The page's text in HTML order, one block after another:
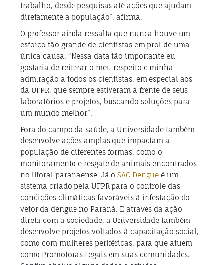
trabalho, desde pesquisas até ações que ajudam
diretamente a população”, afirma.
O professor ainda ressalta que nunca houve um
esforço tão grande de cientistas em prol de uma
única causa. “Nessa data tão importante eu
gostaria de reiterar o meu respeito e minha
admiração a todos os cientistas, em especial aos
da UFPR, que sempre estiveram à frente de seus
laboratórios e projetos, buscando soluções para
um mundo melhor”.
Fora do campo da saúde, a Universidade também
desenvolve ações amplas que impactam a
população de diferentes formas, como o
monitoramento e resgate de animais encontrados
no litoral paranaense. Já o SAC Dengue é um
sistema criado pela UFPR para o controle das
condições climáticas favoráveis à infestação do
vetor da dengue no Paraná. E através da ação
direta com a sociedade, a Universidade também
desenvolve projetos voltados à capacitação social,
como com mulheres periféricas, para que atuem
como Promotoras Legais em suas comunidades.